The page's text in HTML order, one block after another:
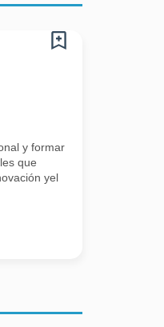
y formar
que
yel